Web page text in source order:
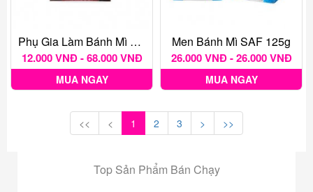
Phụ Gia Làm Bánh Mì Lạt Mauri
12.000 VNĐ - 68.000 VNĐ
MUA NGAY
Men Bánh Mì SAF 125g
26.000 VNĐ - 26.000 VNĐ
MUA NGAY
<< < 1 2 3 > >>
Top Sản Phẩm Bán Chạy